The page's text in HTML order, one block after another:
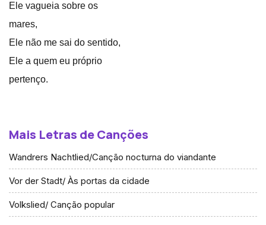
Ele vagueia sobre os
mares,
Ele não me sai do sentido,
Ele a quem eu próprio
pertenço.
Mais Letras de Canções
Wandrers Nachtlied/Canção nocturna do viandante
Vor der Stadt/ Às portas da cidade
Volkslied/ Canção popular